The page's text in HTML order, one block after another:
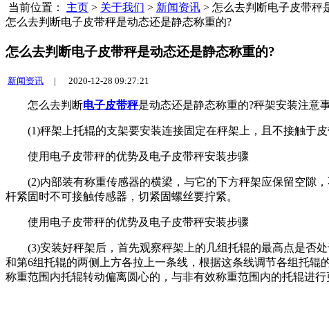
当前位置： 主页 > 关于我们 > 新闻资讯 > 怎么去判断电子皮带秤
怎么去判断电子皮带秤是动态还是静态称重的?
怎么去判断电子皮带秤是动态还是静态称重的?
新闻资讯 | 2020-12-28 09:27:21
怎么去判断电子皮带秤是动态还是静态称重的?秤架安装注意
(1)秤架上托辊的支架要安装连接固定在秤架上，且不接触于皮
​使用电子皮带秤的优势及电子皮带秤安装步骤
(2)内部装有称重传感器的横梁，与它的下方秤架应保留空隙，
杆紧固时不可接触传感器，切紧固螺丝要拧紧。
​使用电子皮带秤的优势及电子皮带秤安装步骤
(3)安装好秤架后，首先观察秤架上的几组托辊的最高点是否处
和第6组托辊的两侧上方各拉上一条线，根据这条线调节各组托
称重范围内托辊转动偏离圆心的，与非有效称重范围内的托辊进行